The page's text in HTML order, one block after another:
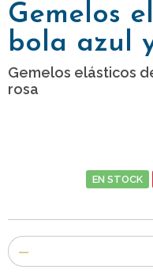
Gemelos
bola azul
Gemelos elásticos
rosa
EN STOCK
Número
de